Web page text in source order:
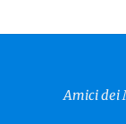
Amici dei